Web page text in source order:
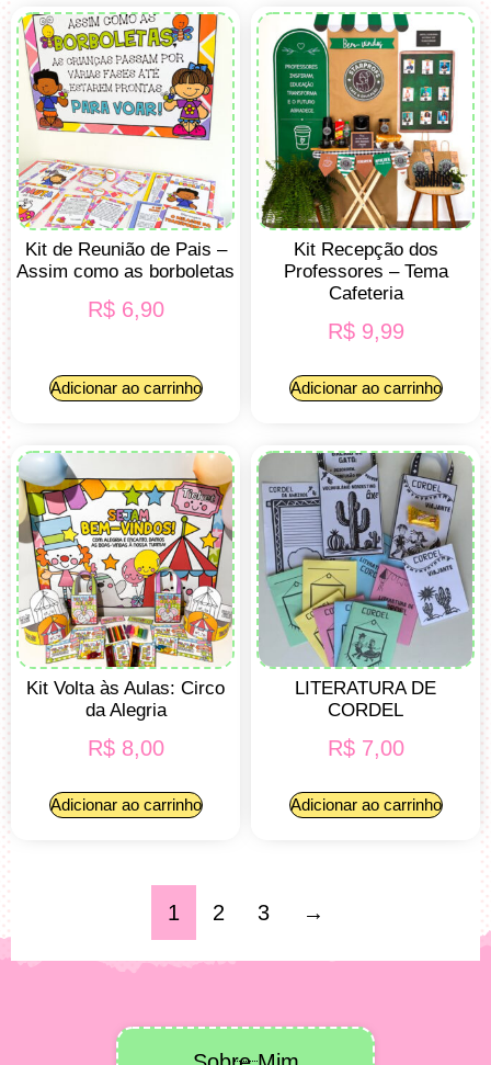
Kit de Reunião de Pais –
Assim como as borboletas
R$6,90
Adicionar ao carrinho
Kit Recepção dos
Professores – Tema
Cafeteria
R$9,99
Adicionar ao carrinho
Kit Volta às Aulas: Circo
da Alegria
R$8,00
Adicionar ao carrinho
LITERATURA DE
CORDEL
R$7,00
Adicionar ao carrinho
1 2 3 →